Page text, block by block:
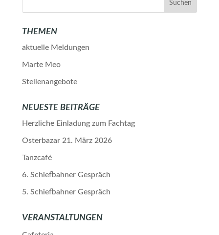
THEMEN
aktuelle Meldungen
Marte Meo
Stellenangebote
NEUESTE BEITRÄGE
Herzliche Einladung zum Fachtag
Osterbazar 21. März 2026
Tanzcafé
6. Schiefbahner Gespräch
5. Schiefbahner Gespräch
VERANSTALTUNGEN